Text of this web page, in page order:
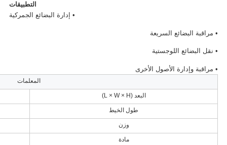
التطبيقات
• إدارة البضائع الجمركية
• مراقبة البضائع السريعة
• نقل البضائع اللوجستية
• مراقبة وإدارة الأصول الأخرى
المعلمات
البعد (L × W × H)
طول الخيط
وزن
مادة